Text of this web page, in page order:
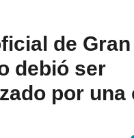
de Gran
debió ser
por una